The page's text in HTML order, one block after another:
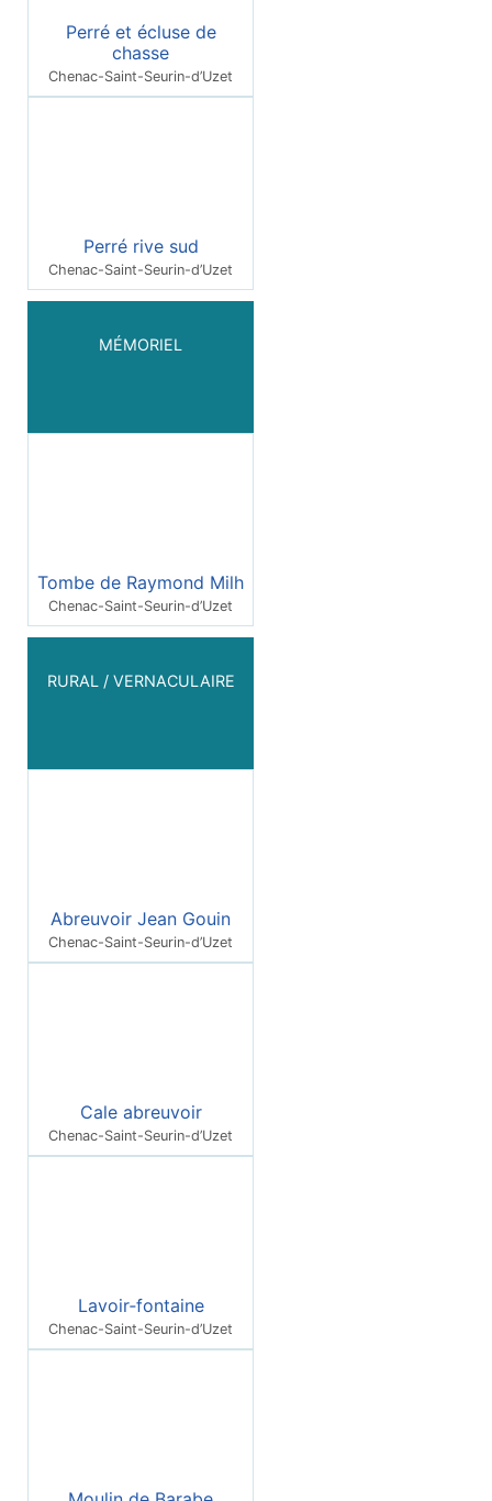
Perré et écluse de
chasse
Chenac-Saint-Seurin-d’Uzet
Perré rive sud
Chenac-Saint-Seurin-d’Uzet
MÉMORIEL
Tombe de Raymond Milh
Chenac-Saint-Seurin-d’Uzet
RURAL / VERNACULAIRE
Abreuvoir Jean Gouin
Chenac-Saint-Seurin-d’Uzet
Cale abreuvoir
Chenac-Saint-Seurin-d’Uzet
Lavoir‑fontaine
Chenac-Saint-Seurin-d’Uzet